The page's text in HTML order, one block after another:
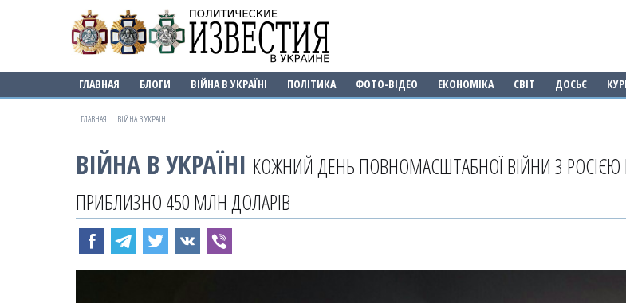
ГЛАВНАЯ БЛОГИ ВІЙНА В УКРАЇНІ ПОЛІТИКА ФОТО-ВІДЕО ЕКОНОМІКА СВІТ ДОСЬЄ
ГЛАВНАЯ ВІЙНА В УКРАЇНІ
ВІЙНА В УКРАЇНІ КОЖНИЙ ДЕНЬ ПОВНОМАСШТАБНОЇ ВІЙНИ З РОСІЄЮ
ПРИБЛИЗНО 450 МЛН ДОЛАРІВ